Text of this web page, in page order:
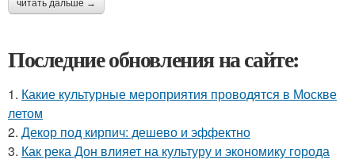
читать дальше →
Последние обновления на сайте:
1. Какие культурные мероприятия проводятся в Москве
летом
2. Декор под кирпич: дешево и эффектно
3. Как река Дон влияет на культуру и экономику города